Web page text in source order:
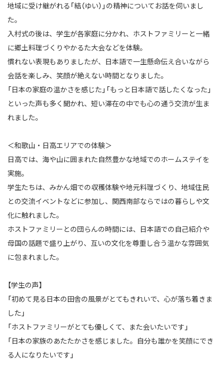
地域に受け継がれる「結（ゆい）」の精神についてお話を伺いまし
た。
入村式の後は、学生が各家庭に分かれ、ホストファミリーと一緒
に郷土料理づくりやかるた大会などを体験。
慣れない表現もありましたが、日本語で一生懸命伝え合いながら
会話を楽しみ、笑顔が絶えない時間となりました。
「日本の家庭の温かさを感じた」「もっと日本語で話したくなった」
といった声も多く聞かれ、短い滞在の中でも心の通う交流が生ま
れました。
＜和歌山・日高エリアでの体験＞
日高では、海や山に囲まれた自然豊かな地域でのホームステイを
実施。
学生たちは、みかん畑での収穫体験や地元料理づくり、地域住民
との交流イベントなどに参加し、関西南部ならではの暮らしや文
化に触れました。
ホストファミリーとの団らんの時間には、日本語での自己紹介や
母国の話題で盛り上がり、互いの文化を尊重し合う温かな雰囲気
に包まれました。
【学生の声】
「初めて見る日本の田舎の風景がとてもきれいで、心が落ち着きま
した」
「ホストファミリーがとても優しくて、また会いたいです」
「日本の家族のあたたかさを感じました。自分も誰かを笑顔にでき
る人になりたいです」